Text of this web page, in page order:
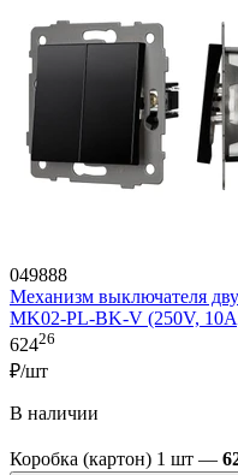
049888
Механизм выключателя
MK02-PL-BK-V (250V,
62426
₽/шт
В наличии
Коробка (картон) 1 шт —